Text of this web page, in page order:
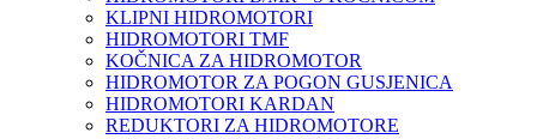
KLIPNI HIDROMOTORI
HIDROMOTORI TMF
KOČNICA ZA HIDROMOTOR
HIDROMOTOR ZA POGON GUSJENICA
HIDROMOTORI KARDAN
REDUKTORI ZA HIDROMOTORE